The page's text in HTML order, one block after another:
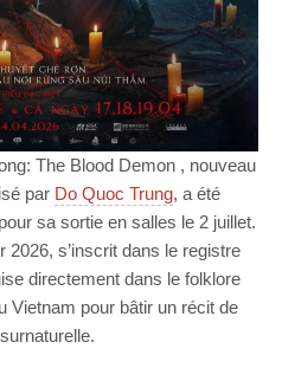
The Blood Demon , nouveau
par Do Quoc Trung, a été
sa sortie en salles le 2 juillet.
2026, s’inscrit dans le registre
directement dans le folklore
Vietnam pour bâtir un récit de